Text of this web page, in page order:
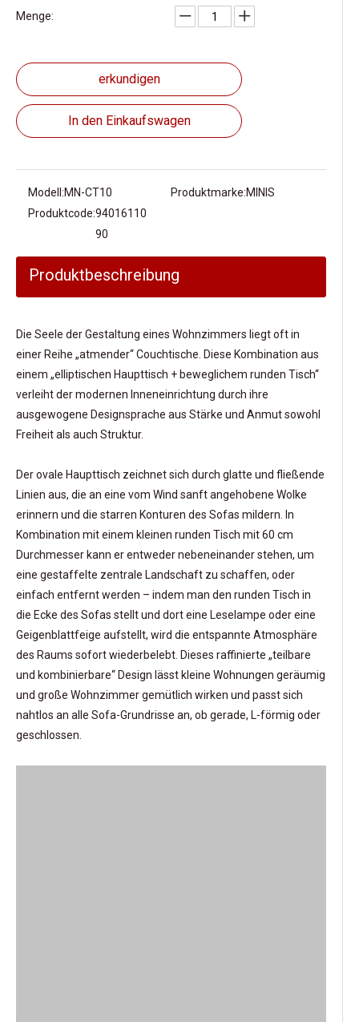
Menge:
erkundigen
In den Einkaufswagen
Modell:MN-CT10 Produktmarke:MINIS
Produktcode:94016110
90
Produktbeschreibung
Die Seele der Gestaltung eines Wohnzimmers liegt oft in
einer Reihe „atmender“ Couchtische. Diese Kombination aus
einem „elliptischen Haupttisch + beweglichem runden Tisch“
verleiht der modernen Inneneinrichtung durch ihre
ausgewogene Designsprache aus Stärke und Anmut sowohl
Freiheit als auch Struktur.
Der ovale Haupttisch zeichnet sich durch glatte und fließende
Linien aus, die an eine vom Wind sanft angehobene Wolke
erinnern und die starren Konturen des Sofas mildern. In
Kombination mit einem kleinen runden Tisch mit 60 cm
Durchmesser kann er entweder nebeneinander stehen, um
eine gestaffelte zentrale Landschaft zu schaffen, oder
einfach entfernt werden – indem man den runden Tisch in
die Ecke des Sofas stellt und dort eine Leselampe oder eine
Geigenblattfeige aufstellt, wird die entspannte Atmosphäre
des Raums sofort wiederbelebt. Dieses raffinierte „teilbare
und kombinierbare“ Design lässt kleine Wohnungen geräumig
und große Wohnzimmer gemütlich wirken und passt sich
nahtlos an alle Sofa-Grundrisse an, ob gerade, L-förmig oder
geschlossen.